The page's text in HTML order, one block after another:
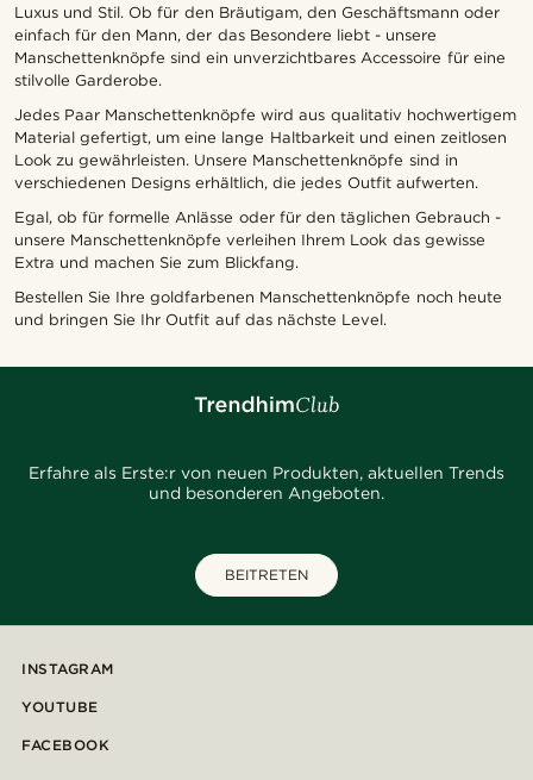
Luxus und Stil. Ob für den Bräutigam, den Geschäftsmann oder
einfach für den Mann, der das Besondere liebt - unsere
Manschettenknöpfe sind ein unverzichtbares Accessoire für eine
stilvolle Garderobe.
Jedes Paar Manschettenknöpfe wird aus qualitativ hochwertigem
Material gefertigt, um eine lange Haltbarkeit und einen zeitlosen
Look zu gewährleisten. Unsere Manschettenknöpfe sind in
verschiedenen Designs erhältlich, die jedes Outfit aufwerten.
Egal, ob für formelle Anlässe oder für den täglichen Gebrauch -
unsere Manschettenknöpfe verleihen Ihrem Look das gewisse
Extra und machen Sie zum Blickfang.
Bestellen Sie Ihre goldfarbenen Manschettenknöpfe noch heute
und bringen Sie Ihr Outfit auf das nächste Level.
Erfahre als Erste:r von neuen Produkten, aktuellen Trends
und besonderen Angeboten.
BEITRETEN
INSTAGRAM
YOUTUBE
FACEBOOK